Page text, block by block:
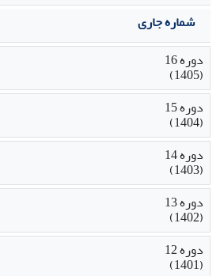
شماره جاری
دوره 16
(1405)
دوره 15
(1404)
دوره 14
(1403)
دوره 13
(1402)
دوره 12
(1401)